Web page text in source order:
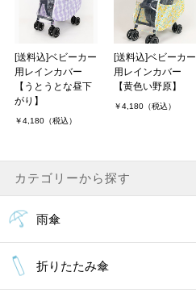
[送料込]ベビーカー
用レインカバー
【うとうとな昼下
がり】
￥4,180（税込）
[送料込]ベビーカー
用レインカバー
【黄色い野原】
￥4,180（税込）
カテゴリーから探す
雨傘
折りたたみ傘